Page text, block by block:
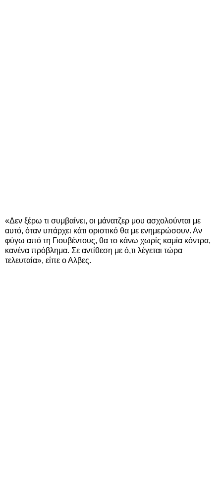
«Δεν ξέρω τι συμβαίνει, οι μάνατζερ μου ασχολούνται με
αυτό, όταν υπάρχει κάτι οριστικό θα με ενημερώσουν. Αν
φύγω από τη Γιουβέντους, θα το κάνω χωρίς καμία κόντρα,
κανένα πρόβλημα. Σε αντίθεση με ό,τι λέγεται τώρα
τελευταία», είπε ο Αλβες.